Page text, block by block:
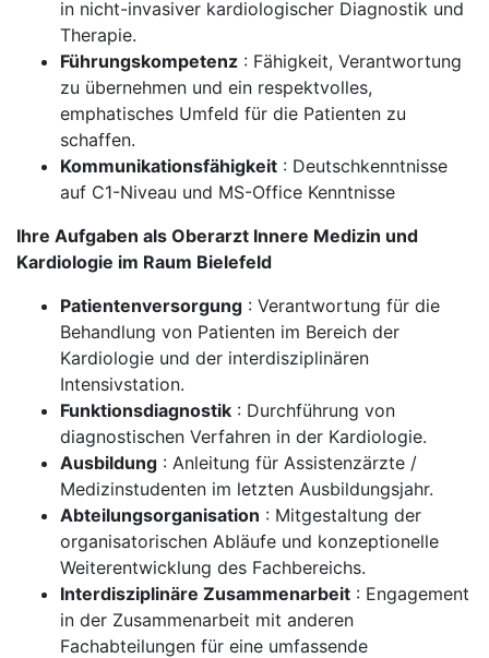
in nicht-invasiver kardiologischer Diagnostik und
Therapie.
Führungskompetenz : Fähigkeit, Verantwortung
zu übernehmen und ein respektvolles,
emphatisches Umfeld für die Patienten zu
schaffen.
Kommunikationsfähigkeit : Deutschkenntnisse
auf C1-Niveau und MS-Office Kenntnisse
Ihre Aufgaben als Oberarzt Innere Medizin und
Kardiologie im Raum Bielefeld
Patientenversorgung : Verantwortung für die
Behandlung von Patienten im Bereich der
Kardiologie und der interdisziplinären
Intensivstation.
Funktionsdiagnostik : Durchführung von
diagnostischen Verfahren in der Kardiologie.
Ausbildung : Anleitung für Assistenzärzte /
Medizinstudenten im letzten Ausbildungsjahr.
Abteilungsorganisation : Mitgestaltung der
organisatorischen Abläufe und konzeptionelle
Weiterentwicklung des Fachbereichs.
Interdisziplinäre Zusammenarbeit : Engagement
in der Zusammenarbeit mit anderen
Fachabteilungen für eine umfassende